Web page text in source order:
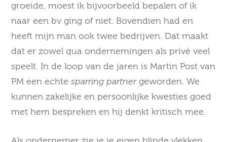
groeide, moest ik bijvoorbeeld bepalen of ik
naar een bv ging of niet. Bovendien had en
heeft mijn man ook twee bedrijven. Dat maakt
dat er zowel qua ondernemingen als privé veel
speelt. In de loop van de jaren is Martin Post van
PM een echtesparring partnergeworden. We
kunnen zakelijke en persoonlijke kwesties goed
met hem bespreken en hij denkt kritisch mee.